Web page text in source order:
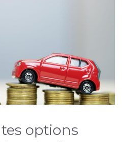
options